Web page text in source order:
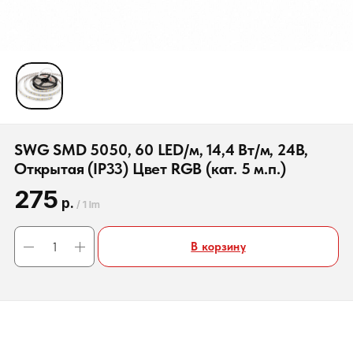
SWG SMD 5050, 60 LED/м, 14,4 Вт/м, 24B,
Открытая (IP33) Цвет RGB (кат. 5 м.п.)
275 р. /1 lm
В корзину